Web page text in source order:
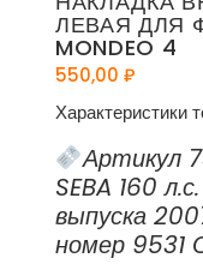
ЛЕВАЯ ДЛЯ
MONDEO 4
550,00 ₽
Характеристики
Артикул
SEBA 160
выпуска
номер 9531